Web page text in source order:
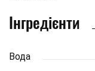
Інгредієнти
Вода